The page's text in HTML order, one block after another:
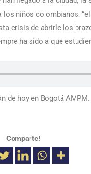
niños colombianos,
crisis de abrirle los
ha sido a que
de hoy en Bogotá AMPM.
Comparte!